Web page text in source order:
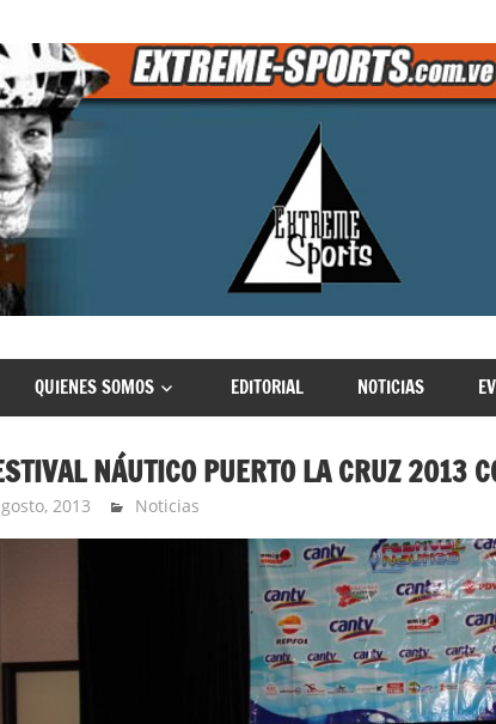
QUIENES SOMOS EDITORIAL NOTICIAS
NÁUTICO PUERTO LA CRUZ 2013
2013 admin
Noticias